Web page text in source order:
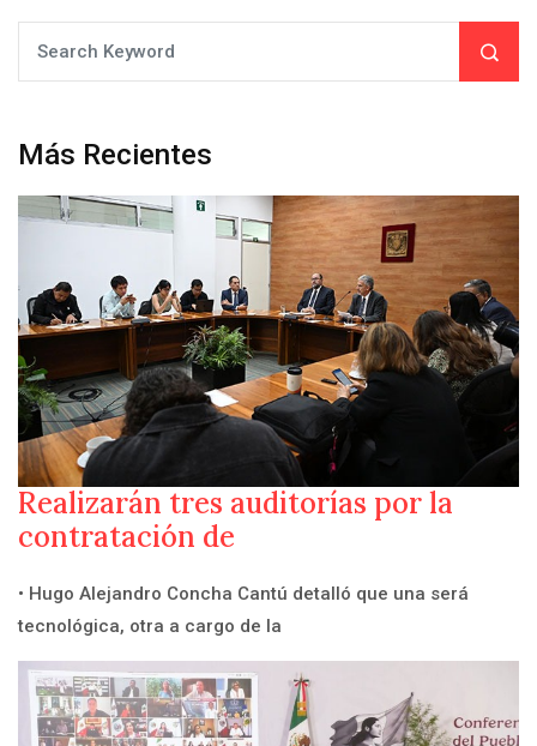
Más Recientes
Realizarán tres auditorías por la
contratación de
• Hugo Alejandro Concha Cantú detalló que una será
tecnológica, otra a cargo de la